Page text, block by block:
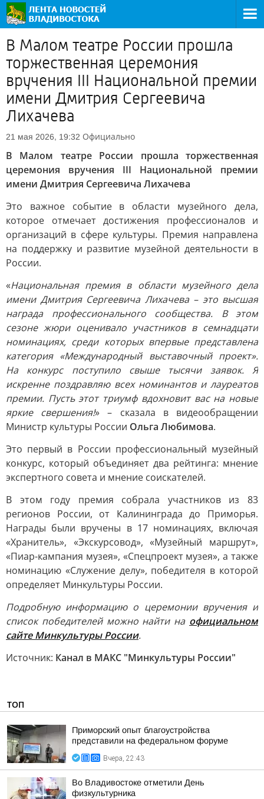
В Малом театре России прошла
торжественная церемония
вручения III Национальной премии
имени Дмитрия Сергеевича
Лихачева
21 мая 2026, 19:32 Официально
В Малом театре России прошла торжественная
церемония вручения III Национальной премии
имени Дмитрия Сергеевича Лихачева
Это важное событие в области музейного дела,
которое отмечает достижения профессионалов и
организаций в сфере культуры. Премия направлена
на поддержку и развитие музейной деятельности в
России.
«Национальная премия в области музейного дела
имени Дмитрия Сергеевича Лихачева – это высшая
награда профессионального сообщества. В этом
сезоне жюри оценивало участников в семнадцати
номинациях, среди которых впервые представлена
категория «Международный выставочный проект».
На конкурс поступило свыше тысячи заявок. Я
искренне поздравляю всех номинантов и лауреатов
премии. Пусть этот триумф вдохновит вас на новые
яркие свершения!» – сказала в видеообращении
Министр культуры России Ольга Любимова.
Это первый в России профессиональный музейный
конкурс, который объединяет два рейтинга: мнение
экспертного совета и мнение соискателей.
В этом году премия собрала участников из 83
регионов России, от Калининграда до Приморья.
Награды были вручены в 17 номинациях, включая
«Хранитель», «Экскурсовод», «Музейный маршрут»,
«Пиар-кампания музея», «Спецпроект музея», а также
номинацию «Служение делу», победителя в которой
определяет Минкультуры России.
Подробную информацию о церемонии вручения и
список победителей можно найти на официальном
сайте Минкультуры России.
Источник: Канал в МАКС "Минкультуры России"
ТОП
Приморский опыт благоустройства
представили на федеральном форуме
Вчера, 22:43
Во Владивостоке отметили День
физкультурника